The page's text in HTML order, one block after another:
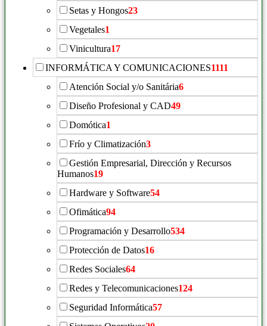
Setas y Hongos23
Vegetales1
Vinicultura17
INFORMÁTICA Y COMUNICACIONES1111
Atención Social y/o Sanitária6
Diseño Profesional y CAD49
Domótica1
Frío y Climatización3
Gestión Empresarial, Dirección y Recursos
Humanos19
Hardware y Software54
Ofimática94
Programación y Desarrollo534
Protección de Datos16
Redes Sociales64
Redes y Telecomunicaciones124
Seguridad Informática57